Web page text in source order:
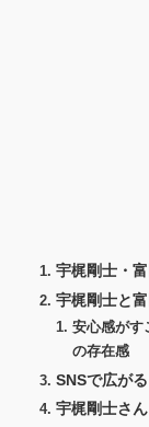
宇梶剛士・
宇梶剛士と
安心感がす
の存在感
SNSで広が
宇梶剛士さ